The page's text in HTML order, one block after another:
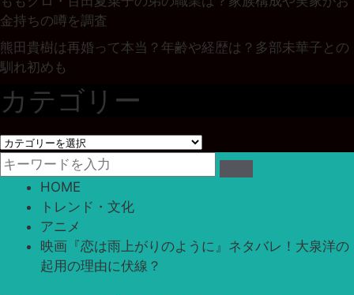
金持ちの噂を調査
熊田貴樹は再婚って本当？年齢や経歴は？多部未華子との
馴れ初めも
カテゴリー
カ
テ
ゴ
HOME
トレンド・文化
アニメ
映画『恋は雨上がりのように』ネタバレ！大泉洋の
起用の理由に伏線？